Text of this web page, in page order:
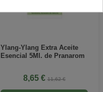
Ylang-Ylang Extra Aceite
Esencial 5Ml. de Pranarom
8,65 €11,62 €